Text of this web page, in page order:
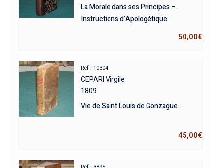
La Morale dans ses Principes –
Instructions d’Apologétique.
50,00€
Réf : 10304
CEPARI Virgile
1809
Vie de Saint Louis de Gonzague.
45,00€